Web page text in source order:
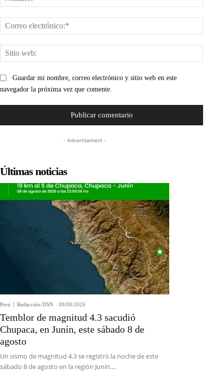
web:
Guardar mi nombre, correo electrónico y sitio web en este
navegador la próxima vez que comente.
- Advertisement -
Últimas noticias
Perú Redacción DSN - 08/08/2026
Temblor de magnitud 4.3 sacudió
Chupaca, en Junín, este sábado 8 de
agosto
Un sismo de magnitud 4.3 se registró la noche de este
sábado 8 de agosto en la región Junín....